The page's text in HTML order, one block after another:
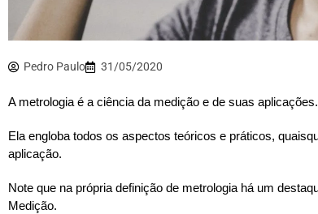
Pedro Paulo 31/05/2020
A metrologia é a ciência da medição e de suas aplicações.
Ela engloba todos os aspectos teóricos e práticos,
aplicação.
Note que na própria definição de metrologia há um
Medição.